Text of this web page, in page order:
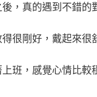
後，真的遇到不錯
得很剛好，戴起來
上班，感覺心情比